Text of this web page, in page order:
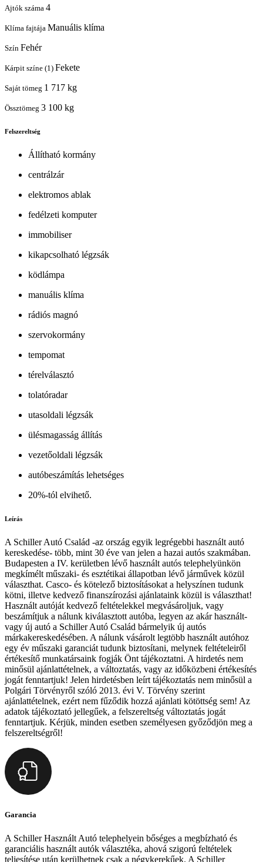
Ajtók száma 4
Klíma fajtája Manuális klíma
Szín Fehér
Kárpit színe (1) Fekete
Saját tömeg 1 717 kg
Össztömeg 3 100 kg
Felszereltség
Állítható kormány
centrálzár
elektromos ablak
fedélzeti komputer
immobiliser
kikapcsolható légzsák
ködlámpa
manuális klíma
rádiós magnó
szervokormány
tempomat
térelválasztó
tolatóradar
utasoldali légzsák
ülésmagasság állítás
vezetőoldali légzsák
autóbeszámítás lehetséges
20%-tól elvihető.
Leírás
A Schiller Autó Család -az ország egyik legrégebbi használt autó
kereskedése- több, mint 30 éve van jelen a hazai autós szakmában.
Budapesten a IV. kerületben lévő használt autós telephelyünkön
megkímélt műszaki- és esztétikai állapotban lévő járművek közül
választhat. Casco- és kötelező biztosításokat a helyszínen tudunk
kötni, illetve kedvező finanszírozási ajánlataink közül is választhat!
Használt autóját kedvező feltételekkel megvásároljuk, vagy
beszámítjuk a nálunk kiválasztott autóba, legyen az akár használt-
vagy új autó a Schiller Autó Család bármelyik új autós
márkakereskedésében. A nálunk vásárolt legtöbb használt autóhoz
egy év műszaki garanciát tudunk biztosítani, melynek feltételeiről
értékesítő munkatársaink fogják Önt tájékoztatni. A hirdetés nem
minősül ajánlattételnek, a változtatás, vagy az időközbeni értékesítés
jogát fenntartjuk! Jelen hirdetésben leírt tájékoztatás nem minősül a
Polgári Törvényről szóló 2013. évi V. Törvény szerint
ajánlattételnek, ezért nem fűződik hozzá ajánlati kötöttség sem! Az
adatok tájékoztató jellegűek, a felszereltség változtatás jogát
fenntartjuk. Kérjük, minden esetben személyesen győződjön meg a
felszereltségről!
Garancia
A Schiller Használt Autó telephelyein bőséges a megbízható és
garanciális használt autók választéka, ahová szigorú feltételek
teljesítése után kerülhetnek csak a négykerekűek. A Schiller